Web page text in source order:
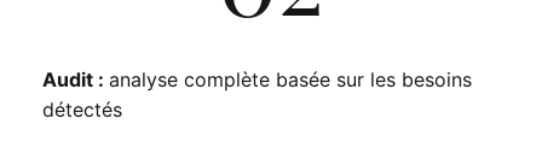
Audit : analyse complète basée sur les besoins
détectés